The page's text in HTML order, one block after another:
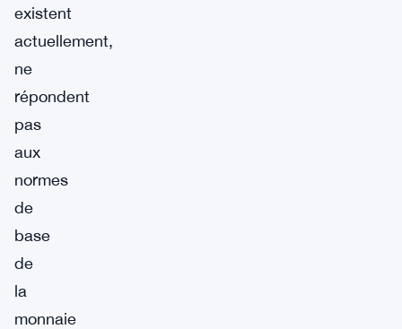
existent
actuellement,
ne
répondent
pas
aux
normes
de
base
de
la
monnaie